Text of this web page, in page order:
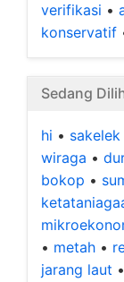
verifikasi •
konservatif
Sedang
hi • sakelek
wiraga •
bokop •
• metah •
jarang laut •